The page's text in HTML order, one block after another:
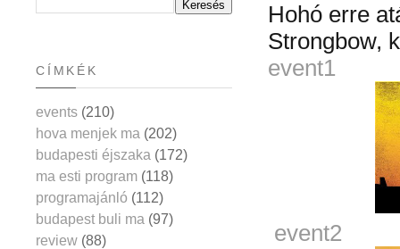
Hohó erre
Strongbow,
event1
event2
CÍMKÉK
events (210)
hova menjek ma (202)
budapesti éjszaka (172)
ma esti program (118)
programajánló (112)
budapest buli ma (97)
review (88)